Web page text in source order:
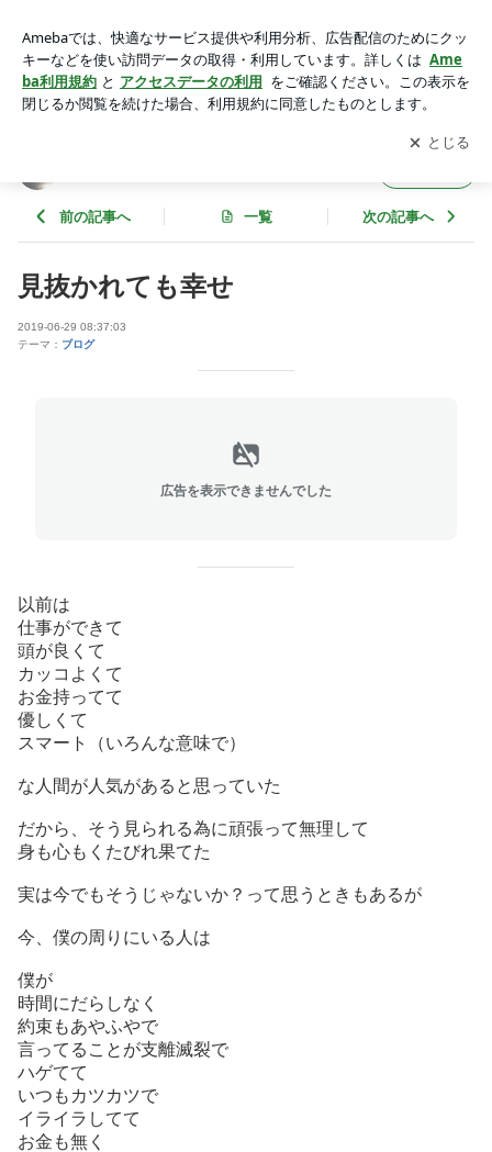
アプリをダウンロードして ブログの更新通知
を受け取りまし
ょう。
開く
前の記事へ 一覧 次の記事へ
見抜かれても幸せ
2019-06-29 08:37:03
テーマ： ブログ
広告を表示できませんでした
以前は
仕事ができて
頭が良くて
カッコよくて
お金持ってて
優しくて
スマート（いろんな意味で）
な人間が人気があると思っていた
だから、そう見られる為に頑張って無理して
身も心もくたびれ果てた
実は今でもそうじゃないか？って思うときもあるが
今、僕の周りにいる人は
僕が
時間にだらしなく
約束もあやふやで
言ってることが支離滅裂で
ハゲてて
いつもカツカツで
イライラしてて
お金も無く